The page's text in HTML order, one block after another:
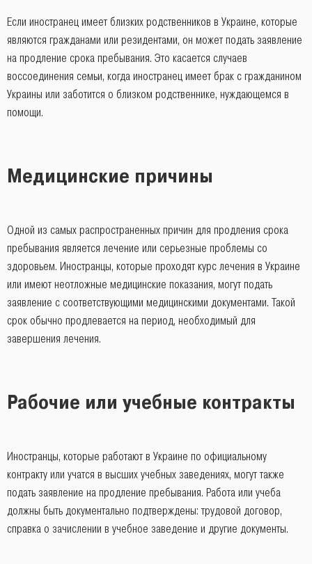
Если иностранец имеет близких родственников в Украине, которые
являются гражданами или резидентами, он может подать заявление
на продление срока пребывания. Это касается случаев
воссоединения семьи, когда иностранец имеет брак с гражданином
Украины или заботится о близком родственнике, нуждающемся в
помощи.
Медицинские причины
Одной из самых распространенных причин для продления срока
пребывания является лечение или серьезные проблемы со
здоровьем. Иностранцы, которые проходят курс лечения в Украине
или имеют неотложные медицинские показания, могут подать
заявление с соответствующими медицинскими документами. Такой
срок обычно продлевается на период, необходимый для
завершения лечения.
Рабочие или учебные контракты
Иностранцы, которые работают в Украине по официальному
контракту или учатся в высших учебных заведениях, могут также
подать заявление на продление пребывания. Работа или учеба
должны быть документально подтверждены: трудовой договор,
справка о зачислении в учебное заведение и другие документы.